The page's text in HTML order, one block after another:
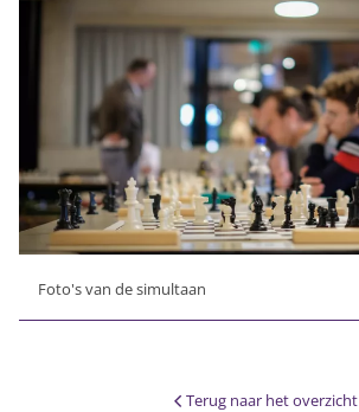
Foto's van de simultaan
Terug naar het overzicht